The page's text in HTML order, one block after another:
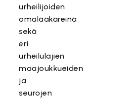
urheilijoiden
omalääkäreinä
sekä
eri
urheilulajien
maajoukkueiden
ja
seurojen